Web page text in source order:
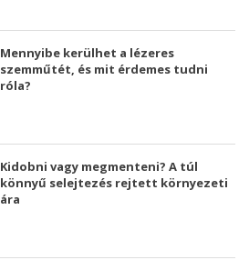
Mennyibe kerülhet a lézeres
szemműtét, és mit érdemes tudni
róla?
Kidobni vagy megmenteni? A túl
könnyű selejtezés rejtett környezeti
ára